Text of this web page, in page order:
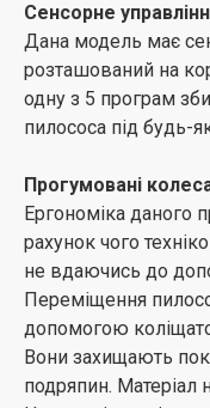
Автозмотування
Автоматичне
використання
вас ручного збору
витрачаючи їх на
Сенсорне
Дана модель має
розташований на
одну з 5 програм
пилососа під будь-
Прогумовані
Ергономіка даного
рахунок чого
не вдаючись до
Переміщення
допомогою
Вони захищають
подряпин. Матеріал